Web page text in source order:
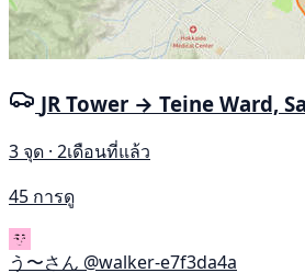
JR Tower → Teine Ward,
3 จุด · 2เดือนที่แล้ว
45 การดู
う〜さん @walker-e7f3da4a